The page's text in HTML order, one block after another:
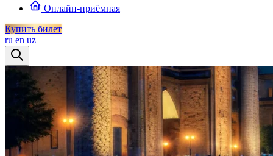
Онлайн-приёмная
Купить билет
ru en uz